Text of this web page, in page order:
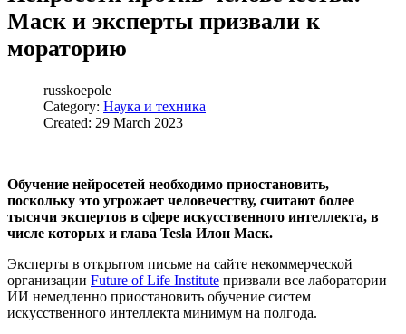
Маск и эксперты призвали к
мораторию
russkoepole
Category: Наука и техника
Created: 29 March 2023
Обучение нейросетей необходимо приостановить,
поскольку это угрожает человечеству, считают более
тысячи экспертов в сфере искусственного интеллекта, в
числе которых и глава Tesla Илон Маск.
Эксперты в открытом письме на сайте некоммерческой
организации Future of Life Institute призвали все лаборатории
ИИ немедленно приостановить обучение систем
искусственного интеллекта минимум на полгода.